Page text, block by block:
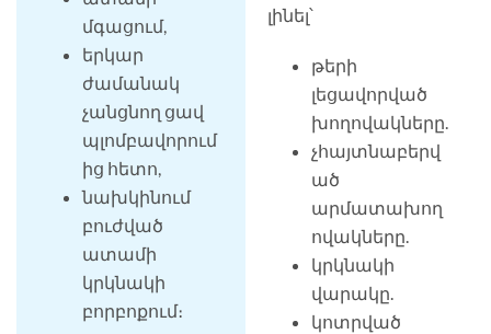
մգացում,
երկար
ժամանակ
չանցնող ցավ
պլոմբավորում
ից հետո,
նախկինում
բուժված
ատամի
կրկնակի
բորբոքում։
լինել՝
թերի
լեցավորված
խողովակները.
չհայտնաբերվ
ած
արմատախող
ովակները.
կրկնակի
վարակը.
կոտրված